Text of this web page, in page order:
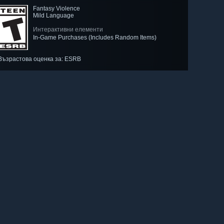
Fantasy Violence
Mild Language
Интерактивни елементи
In-Game Purchases (Includes Random Items)
оценка за: ESRB